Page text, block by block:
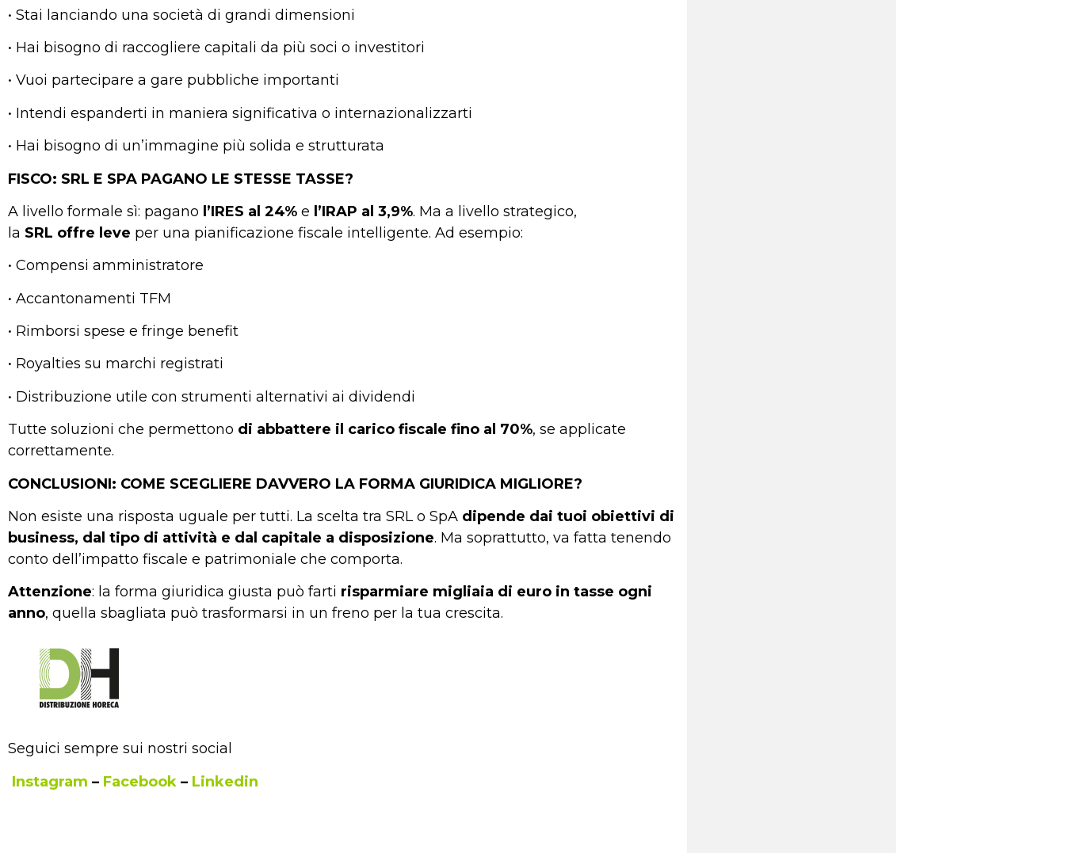
• Stai lanciando una società di grandi dimensioni
• Hai bisogno di raccogliere capitali da più soci o investitori
• Vuoi partecipare a gare pubbliche importanti
• Intendi espanderti in maniera significativa o internazionalizzarti
• Hai bisogno di un’immagine più solida e strutturata
FISCO: SRL E SPA PAGANO LE STESSE TASSE?
A livello formale sì: pagano l’IRES al 24% e l’IRAP al 3,9%. Ma a livello strategico,
la SRL offre leve per una pianificazione fiscale intelligente. Ad esempio:
• Compensi amministratore
• Accantonamenti TFM
• Rimborsi spese e fringe benefit
• Royalties su marchi registrati
• Distribuzione utile con strumenti alternativi ai dividendi
Tutte soluzioni che permettono di abbattere il carico fiscale fino al 70%, se applicate
correttamente.
CONCLUSIONI: COME SCEGLIERE DAVVERO LA FORMA GIURIDICA MIGLIORE?
Non esiste una risposta uguale per tutti. La scelta tra SRL o SpA dipende dai tuoi obiettivi di
business, dal tipo di attività e dal capitale a disposizione. Ma soprattutto, va fatta tenendo
conto dell’impatto fiscale e patrimoniale che comporta.
Attenzione: la forma giuridica giusta può farti risparmiare migliaia di euro in tasse ogni
anno, quella sbagliata può trasformarsi in un freno per la tua crescita.
Seguici sempre sui nostri social
Instagram – Facebook – Linkedin